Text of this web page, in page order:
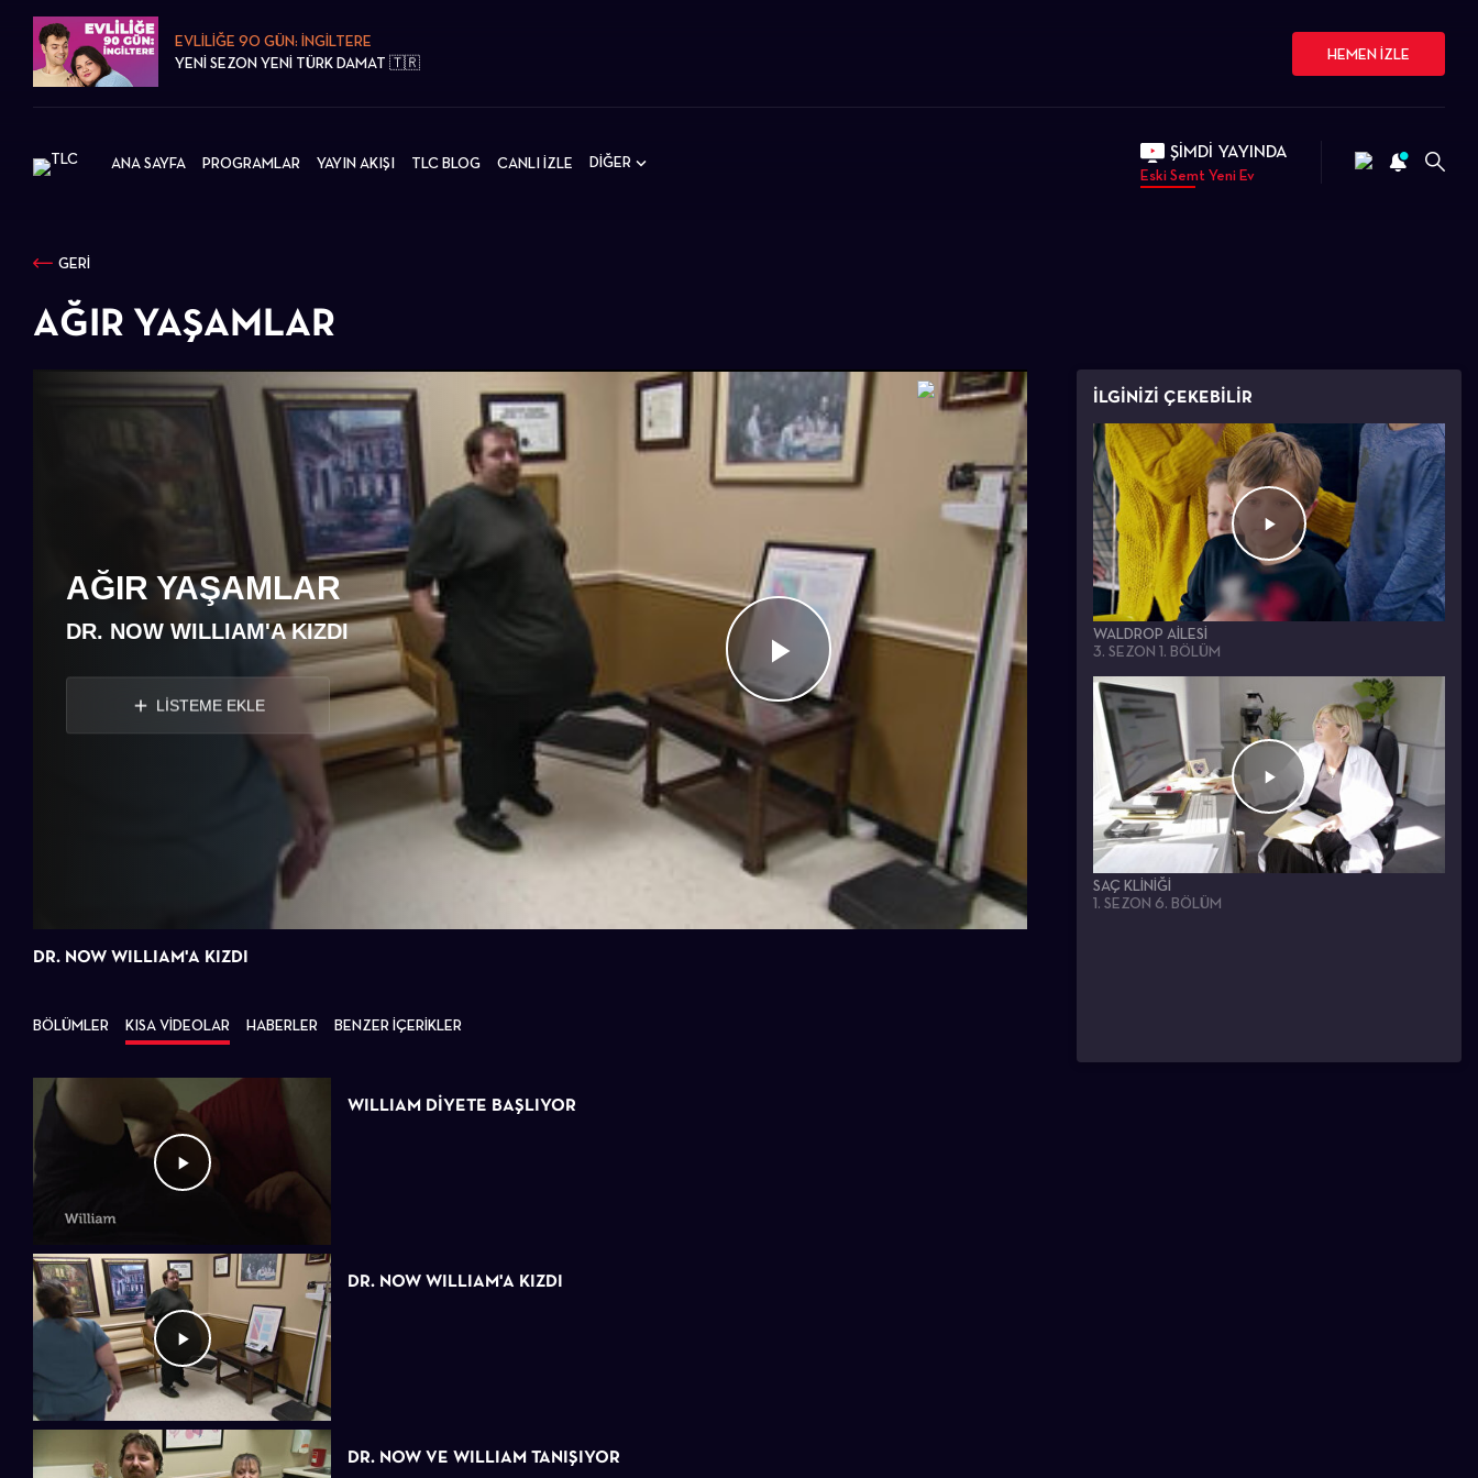
EVLİLİĞE 90 GÜN: İNGİLTERE
YENİ SEZON YENİ TÜRK DAMAT 🇹🇷
HEMEN İZLE
ANA SAYFA PROGRAMLAR YAYIN AKIŞI TLC BLOG CANLI İZLE DİĞER ŞİMDİ YAYINDA
Eski Semt Yeni Ev
GERİ
AĞIR YAŞAMLAR
Videoyu
Oynat
AĞIR YAŞAMLAR
DR. NOW WILLIAM'A KIZDI
LİSTEME EKLE
DR. NOW WILLIAM'A KIZDI
BÖLÜMLER KISA VİDEOLAR HABERLER BENZER İÇERİKLER
WILLIAM DİYETE BAŞLIYOR
DR. NOW WILLIAM'A KIZDI
DR. NOW VE WILLIAM TANIŞIYOR
İLGİNİZİ ÇEKEBİLİR
WALDROP AILESI
3. SEZON 1. BÖLÜM
SAÇ KLINIĞI
1. SEZON 6. BÖLÜM